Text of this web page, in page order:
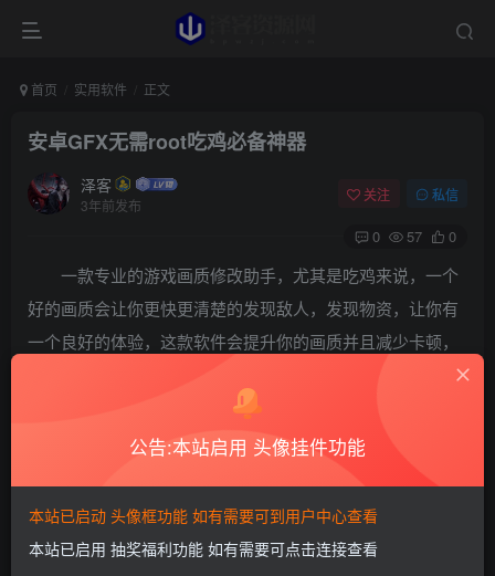
首页 实用软件 正文
安卓GFX无需root吃鸡必备神器
泽客
3年前发布
关注 私信
0 57 0
一款专业的游戏画质修改助手，尤其是吃鸡来说，一个
好的画质会让你更快更清楚的发现敌人，发现物资，让你有
一个良好的体验，这款软件会提升你的画质并且减少卡顿，
支持120FPS超高清（需要手机底层支持高刷）！ 无广告放
公告:本站启用 头像挂件功能
本站已启动 头像框功能 如有需要可到用户中心查看
本站已启用 抽奖福利功能 如有需要可点击连接查看